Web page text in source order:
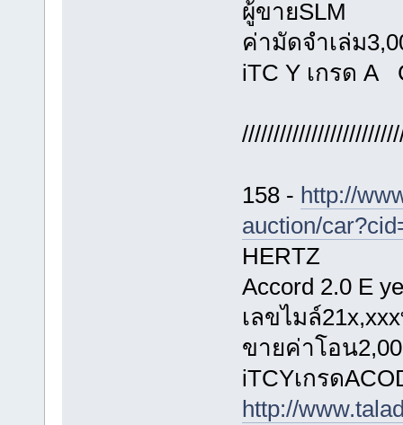
ผู้ขายSLM
ค่ามัดจำเล่ม
iTC Y เกรด A
158 - http://
auction/
HERTZ
Accord 2.0 E
เลขไมล์
ขายค่าโอน
iTCYเกรด
http://